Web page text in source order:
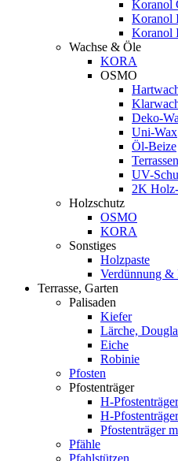
Koranol
Koranol
Koranol
Wachse & Öle
KORA
OSMO
Deko-
Uni-Wax
Öl-Beize
UV-
2K
Holzschutz
OSMO
KORA
Sonstiges
Holzpaste
Verdünnung &
Terrasse, Garten
Palisaden
Kiefer
Lärche,
Eiche
Robinie
Pfosten
Pfostenträger
H-
H-
Pfostenträger
Pfähle
Pfahlstützen